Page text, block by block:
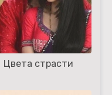
Цвета страсти